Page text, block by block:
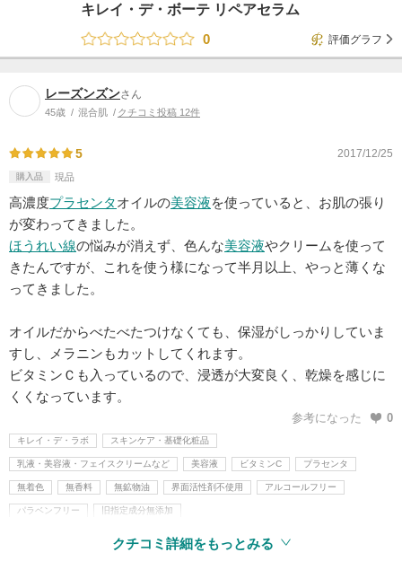
キレイ・デ・ボーテ リペアセラム
0
評価グラフ
レーズンズンさん
45歳 混合肌 クチコミ投稿 12件
5 2017/12/25
購入品 現品
高濃度プラセンタオイルの美容液を使っていると、お肌の張り
が変わってきました。
ほうれい線の悩みが消えず、色んな美容液やクリームを使って
きたんですが、これを使う様になって半月以上、やっと薄くな
ってきました。
オイルだからべたべたつけなくても、保湿がしっかりしていま
すし、メラニンもカットしてくれます。
ビタミンＣも入っているので、浸透が大変良く、乾燥を感じに
くくなっています。
参考になった 0
キレイ・デ・ラボ スキンケア・基礎化粧品
乳液・美容液・フェイスクリームなど 美容液 ビタミンC プラセンタ
無着色 無香料 無鉱物油 界面活性剤不使用 アルコールフリー
パラベンフリー 旧指定成分無添加
クチコミ詳細をもっとみる